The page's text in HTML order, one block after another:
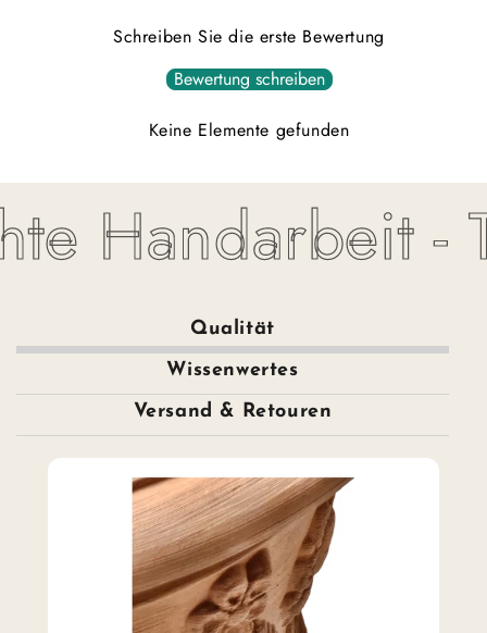
Schreiben Sie die erste Bewertung
Bewertung schreiben
Keine Elemente gefunden
Handarbeit -
Qualität
Wissenwertes
Versand & Retouren